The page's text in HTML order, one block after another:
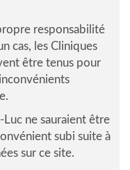
responsabilité
cas, les Cliniques
être tenus pour
Luc ne sauraient être
subi suite à
sur ce site.